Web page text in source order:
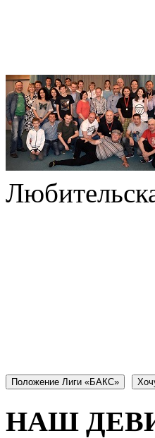
Положение Лиги «БАКС»
НАШ